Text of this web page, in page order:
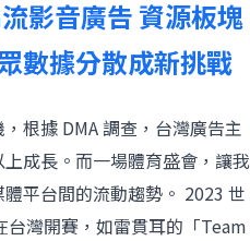
影音廣告 資源板塊
數據分散成新挑戰
根據 DMA 調查，台灣廣告主
成長。而一場體育盛會，讓我
平台間的流動趨勢。 2023 世
台灣開賽，如雷貫耳的「Team